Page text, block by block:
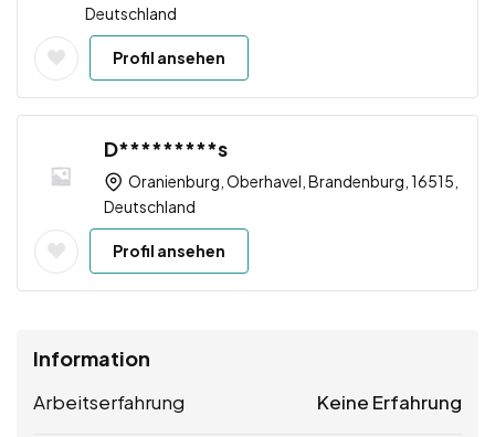
Deutschland
Profil ansehen
D*********s
Oranienburg, Oberhavel, Brandenburg, 16515,
Deutschland
Profil ansehen
Information
Arbeitserfahrung Keine Erfahrung